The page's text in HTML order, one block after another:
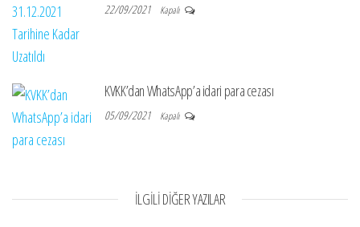
22/09/2021 Kapalı
KVKK’dan WhatsApp’a idari para cezası
05/09/2021 Kapalı
İLGILI DIĞER YAZILAR